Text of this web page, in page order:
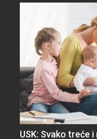
USK: Svako treće